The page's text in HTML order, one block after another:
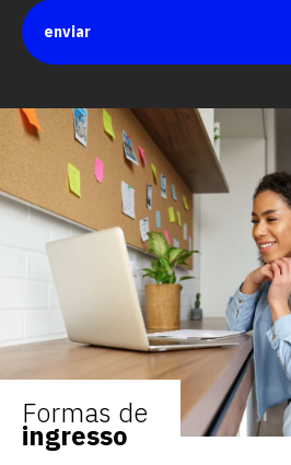
enviar
Formas de
ingresso